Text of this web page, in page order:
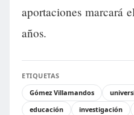
aportaciones marcará
años.
ETIQUETAS
Gómez Villamandos
educación
investigación